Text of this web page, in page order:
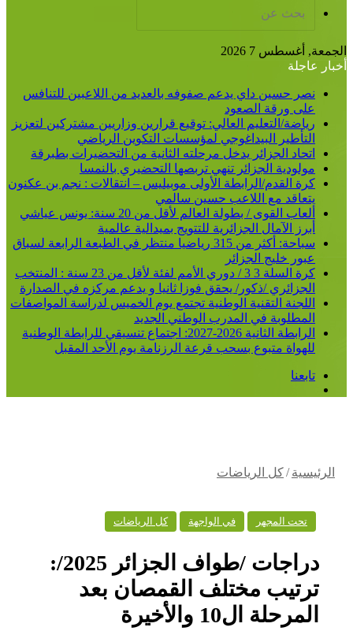
7 2026
حسين داي يدعم صفوفه بالعديد من اللاعبين للتنافس
ورقة الصعود
التعليم العالي: توقيع قرارين وزاريين مشتركين لتعزيز
البيداغوجي لمؤسسات التكوين الرياضي
الجزائر يدخل مرحلته الثانية من التحضيرات بطبرقة
الجزائر تنهي تربصها التحضيري بالنمسا
القدم/الرابطة الأولى موبيليس – انتقالات : نجم بن عكنون
مع اللاعب حسين سالمي
ألعاب القوى / بطولة العالم لأقل من 20 سنة: يونس عياشي
الآمال الجزائرية للتتويج بميدالية عالمية
سباحة: أكثر من 315 رياضيا منتظر في الطبعة الرابعة لسباق
خليج الجزائر
كرة السلة 3 3 / دوري الأمم لفئة لأقل من 23 سنة : المنتخب
/ذكور/ يحقق فوزا ثانيا و يدعم مركزه في الصدارة
التقنية الوطنية تجتمع يوم الخميس لدراسة المواصفات
في المدرب الوطني الجديد
الرابطة الثانية 2026-2027: اجتماع تنسيقي للرابطة الوطنية
متبوع بسحب قرعة الرزنامة يوم الأحد المقبل
/كل الرياضات
تحت المجهر في الواجهة كل الرياضات
دراجات /طواف الجزائر 2025/:
مختلف القمصان بعد
ال10 والأخيرة